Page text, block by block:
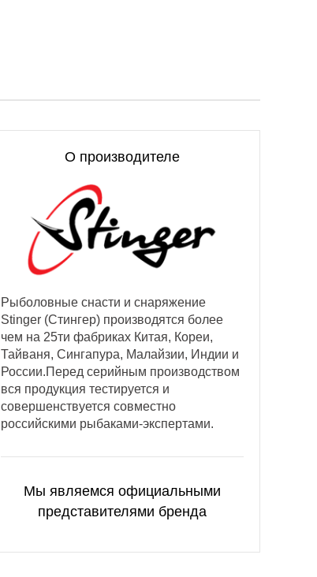
О производителе
Рыболовные снасти и снаряжение
Stinger (Стингер) производятся более
чем на 25ти фабриках Китая, Кореи,
Тайваня, Сингапура, Малайзии, Индии и
России.Перед серийным производством
вся продукция тестируется и
совершенствуется совместно
российскими рыбаками-экспертами.
Мы являемся официальными
представителями бренда